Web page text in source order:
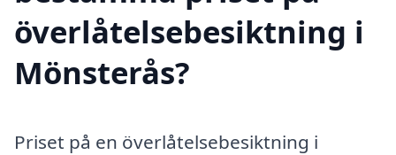
överlåtelsebesiktning i
Mönsterås?
Priset på en överlåtelsebesiktning i